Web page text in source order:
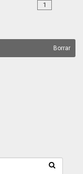
1
Borrar